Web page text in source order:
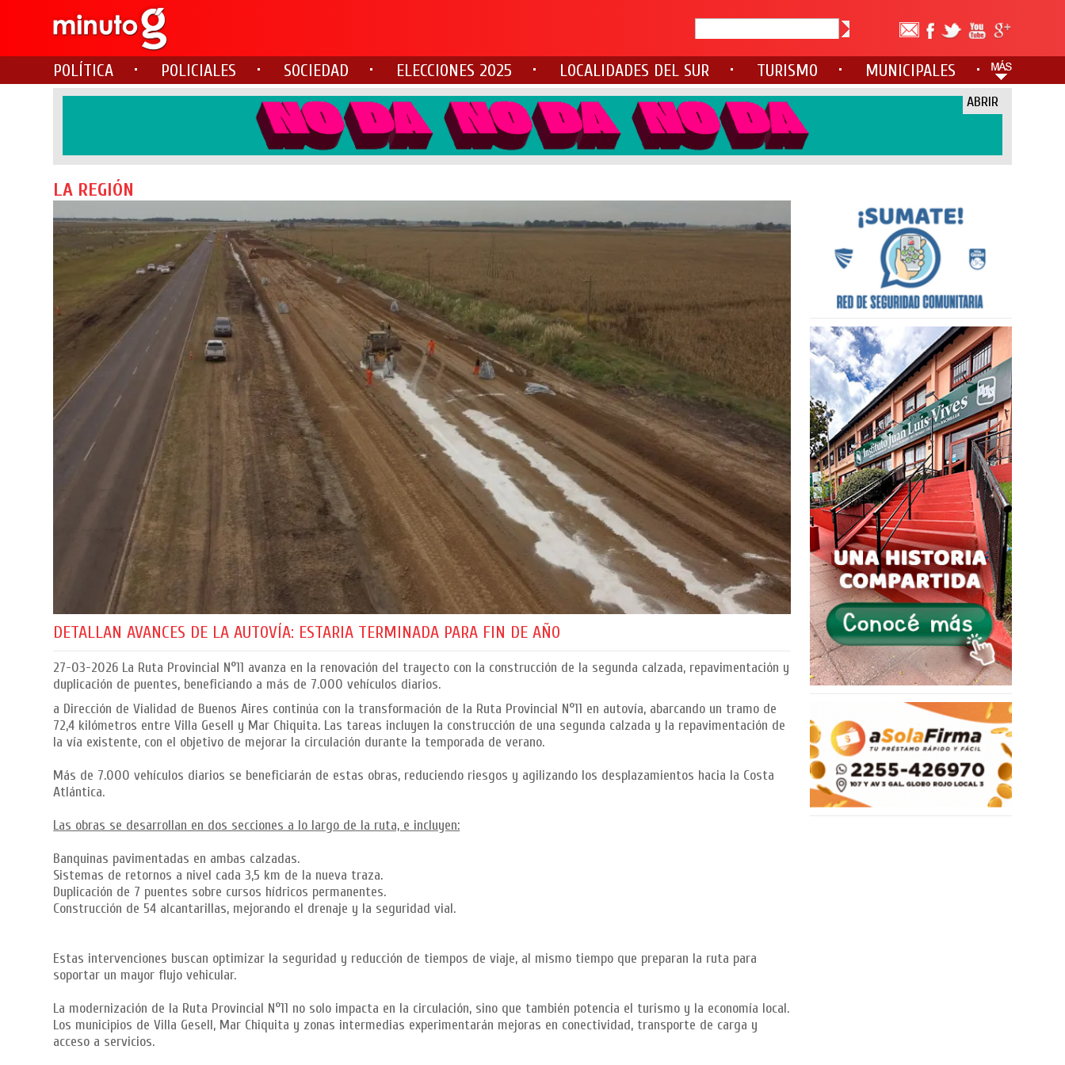
POLÍTICA POLICIALES SOCIEDAD ELECCIONES 2025 LOCALIDADES DEL SUR TURISMO MUNICIPALES
ABRIR
LA REGIÓN
DETALLAN AVANCES DE LA AUTOVÍA: ESTARIA TERMINADA PARA FIN DE AÑO
27-03-2026 La Ruta Provincial N°11 avanza en la renovación del trayecto con la construcción de la segunda calzada, repavimentación y
duplicación de puentes, beneficiando a más de 7.000 vehículos diarios.
a Dirección de Vialidad de Buenos Aires continúa con la transformación de la Ruta Provincial N°11 en autovía, abarcando un tramo de
72,4 kilómetros entre Villa Gesell y Mar Chiquita. Las tareas incluyen la construcción de una segunda calzada y la repavimentación de
la vía existente, con el objetivo de mejorar la circulación durante la temporada de verano.
Más de 7.000 vehículos diarios se beneficiarán de estas obras, reduciendo riesgos y agilizando los desplazamientos hacia la Costa
Atlántica.
Las obras se desarrollan en dos secciones a lo largo de la ruta, e incluyen:
Banquinas pavimentadas en ambas calzadas.
Sistemas de retornos a nivel cada 3,5 km de la nueva traza.
Duplicación de 7 puentes sobre cursos hídricos permanentes.
Construcción de 54 alcantarillas, mejorando el drenaje y la seguridad vial.
Estas intervenciones buscan optimizar la seguridad y reducción de tiempos de viaje, al mismo tiempo que preparan la ruta para
soportar un mayor flujo vehicular.
La modernización de la Ruta Provincial N°11 no solo impacta en la circulación, sino que también potencia el turismo y la economía local.
Los municipios de Villa Gesell, Mar Chiquita y zonas intermedias experimentarán mejoras en conectividad, transporte de carga y
acceso a servicios.